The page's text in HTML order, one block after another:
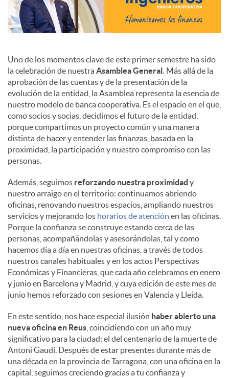
Uno de los momentos clave de este primer semestre ha sido
la celebración de nuestra Asamblea General. Más allá de la
aprobación de las cuentas y de la presentación de la
evolución de la entidad, la Asamblea representa la esencia de
nuestro modelo de banca cooperativa. Es el espacio en el que,
como socios y socias, decidimos el futuro de la entidad,
porque compartimos un proyecto común y una manera
distinta de hacer y entender las finanzas, basada en la
proximidad, la participación y nuestro compromiso con las
personas.
Además, seguimos reforzando nuestra proximidad y
nuestro arraigo en el territorio: continuamos abriendo
oficinas, renovando nuestros espacios, ampliando nuestros
servicios y mejorando los horarios de atención en las oficinas.
Porque la confianza se construye estando cerca de las
personas, acompañándolas y asesorándolas, tal y como
hacemos día a día en nuestras oficinas, a través de todos
nuestros canales habituales y en los actos Perspectivas
Económicas y Financieras, que cada año celebramos en enero
y junio en Barcelona y Madrid, y cuya edición de este mes de
junio hemos reforzado con sesiones en Valencia y Lleida.
En este sentido, nos hace especial ilusión haber abierto una
nueva oficina en Reus , coincidiendo con un año muy
significativo para la ciudad: el del centenario de la muerte de
Antoni Gaudí. Después de estar presentes durante más de
una década en la provincia de Tarragona, con una oficina en la
capital, seguimos creciendo gracias a tu confianza y